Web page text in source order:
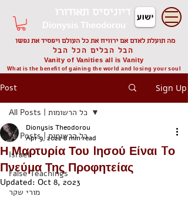
דיוניסיס תאודורו
Dionysis Theodorou
מה תועלת לאדם אם ירוויח את כל העולם ויפסיד את נפשו
הבל הבלים הכל הבל
Vanity of Vanities all is Vanity
What is the benefit of gaining the world and losing your soul
Post Sign Up
All Posts | כל הרשומות
Israel
False Teachings
מורי שקר
All Posts | כל הרשומות
Η Μαρτυρία Του Iησού Είναι Tο
Πνεύμα Της Προφητείας
Dionysis Theodorou
Apr 9, 20228 min read
Updated: Oct 8, 2023